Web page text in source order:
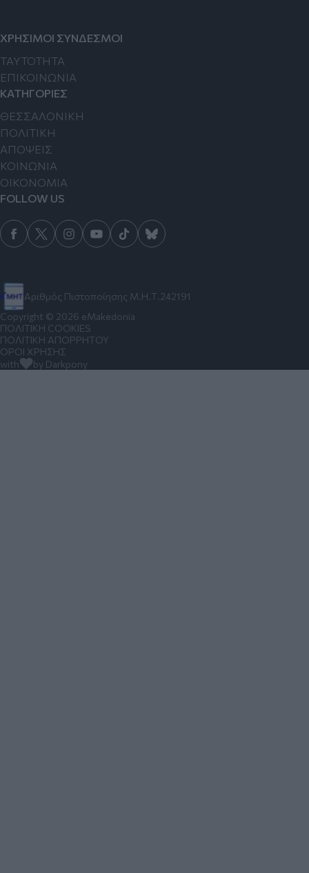
Αριθμός Πιστοποίησης Μ.Η.Τ.242191
ΧΡΗΣΙΜΟΙ ΣΥΝΔΕΣΜΟΙ
TAYTOTHTA
ΕΠΙΚΟΙΝΩΝΙΑ
ΚΑΤΗΓΟΡΙΕΣ
ΘΕΣΣΑΛΟΝΙΚΗ
ΠΟΛΙΤΙΚΗ
ΑΠΟΨΕΙΣ
ΚΟΙΝΩΝΙΑ
ΟΙΚΟΝΟΜΙΑ
FOLLOW US
Copyright © 2026 eMakedonia
ΠΟΛΙΤΙΚΗ COOKIES
ΠΟΛΙΤΙΚΗ ΑΠΟΡΡΗΤΟΥ
ΟΡΟΙ ΧΡΗΣΗΣ
with
by Darkpony